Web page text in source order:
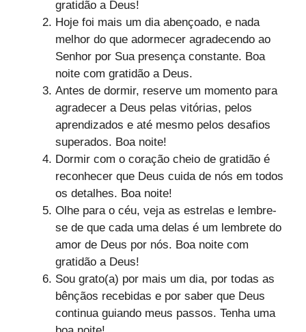
gratidão a Deus!
Hoje foi mais um dia abençoado, e nada
melhor do que adormecer agradecendo ao
Senhor por Sua presença constante. Boa
noite com gratidão a Deus.
Antes de dormir, reserve um momento para
agradecer a Deus pelas vitórias, pelos
aprendizados e até mesmo pelos desafios
superados. Boa noite!
Dormir com o coração cheio de gratidão é
reconhecer que Deus cuida de nós em todos
os detalhes. Boa noite!
Olhe para o céu, veja as estrelas e lembre-
se de que cada uma delas é um lembrete do
amor de Deus por nós. Boa noite com
gratidão a Deus!
Sou grato(a) por mais um dia, por todas as
bênçãos recebidas e por saber que Deus
continua guiando meus passos. Tenha uma